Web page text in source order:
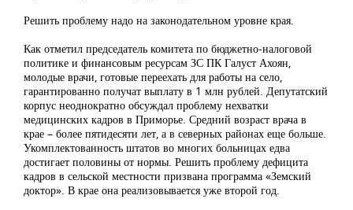
Решить проблему надо на законодательном уровне края.
Как отметил председатель комитета по бюджетно-налоговой
политике и финансовым ресурсам ЗС ПК Галуст Ахоян,
молодые врачи, готовые переехать для работы на село,
гарантированно получат выплату в 1 млн рублей. Депутатский
корпус неоднократно обсуждал проблему нехватки
медицинских кадров в Приморье. Средний возраст врача в
крае – более пятидесяти лет, а в северных районах еще больше.
Укомплектованность штатов во многих больницах едва
достигает половины от нормы. Решить проблему дефицита
кадров в сельской местности призвана программа «Земский
доктор». В крае она реализовывается уже второй год.